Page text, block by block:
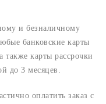
и безналичному
банковские карты
карты рассрочки
до 3 месяцев.
оплатить заказ с